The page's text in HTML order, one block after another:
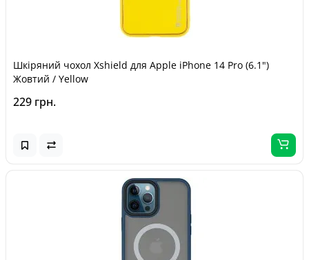
Шкіряний чохол Xshield для Apple iPhone 14 Pro (6.1")
Жовтий / Yellow
229 грн.